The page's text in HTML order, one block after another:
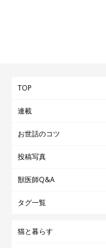
TOP
連載
お世話のコツ
投稿写真
獣医師Q&A
タグ一覧
猫と暮らす